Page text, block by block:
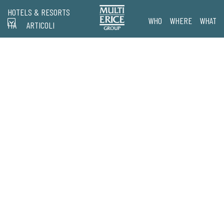
ITA ARTICOLI
HOTELS & RESORTS
WHO WHERE WHAT